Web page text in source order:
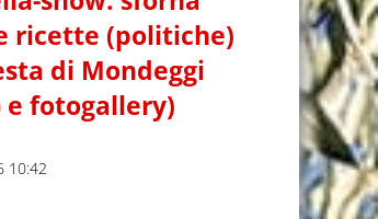
ricette (politiche)
di Mondeggi
e fotogallery)
10:42